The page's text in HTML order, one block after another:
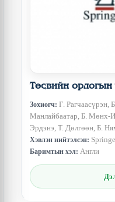
Төсвийн орлогын
Зохиогч: Г. Рагчаасүрэн,
Манлайбаатар, Б. Мөнх-
Эрдэнэ, Т. Дөлгөөн, Б.
Хэвлэн нийтэлсэн:
Баримтын хэл: Англи